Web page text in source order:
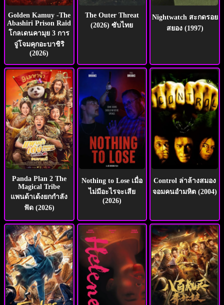
Golden Kamuy -The
Abashiri Prison Raid
โกลเดนคามุย 3 การ
จู่โจมคุกอะบาชิริ
(2026)
The Outer Threat
(2026) ซับไทย
Nightwatch สะกดรอย
สยอง (1997)
Panda Plan 2 The
Magical Tribe
แพนด้าเด้งยกกำลัง
ฟัด (2026)
Nothing to Lose เมื่อ
ไม่มีอะไรจะเสีย
(2026)
Control ล่าล้างสมอง
จอมคนอำมหิต (2004)